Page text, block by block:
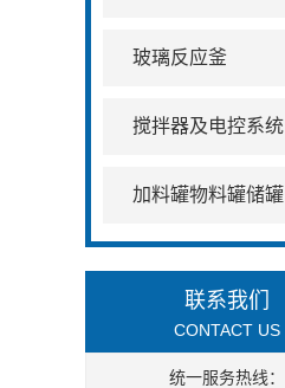
玻璃反应釜
搅拌器及电控系统
加料罐物料罐储罐
联系我们
CONTACT US
统一服务热线：